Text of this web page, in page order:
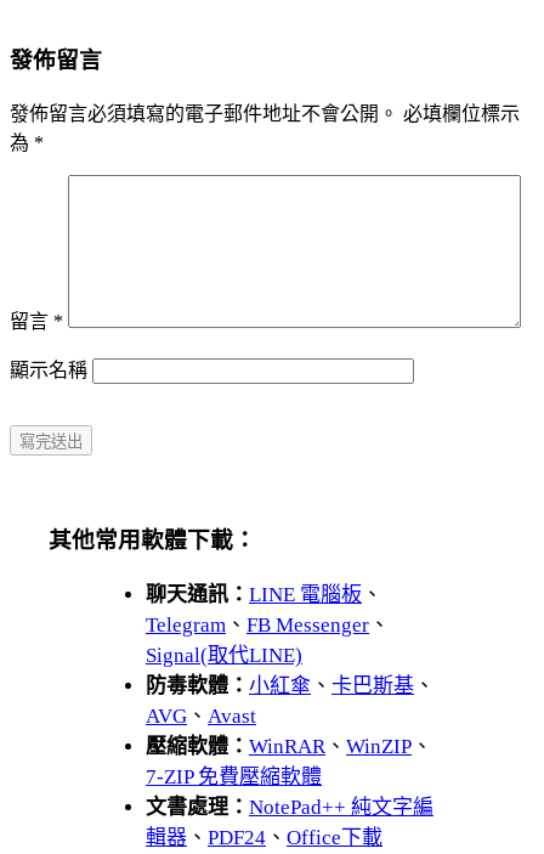
發佈留言
發佈留言必須填寫的電子郵件地址不會公開。 必填欄位標示
為 *
留言 *
顯示名稱
其他常用軟體下載：
聊天通訊： LINE 電腦板 、
Telegram 、 FB Messenger 、
Signal(取代LINE)
防毒軟體： 小紅傘 、 卡巴斯基 、
AVG 、 Avast
壓縮軟體： WinRAR 、 WinZIP 、
7-ZIP 免費壓縮軟體
文書處理： NotePad++ 純文字編
輯器 、 PDF24 、 Office下載